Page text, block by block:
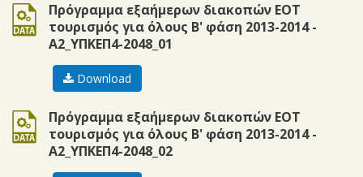
Πρόγραμμα εξαήμερων διακοπών ΕΟΤ
τουρισμός για όλους Β' φάση 2013-2014 -
Α2_ΥΠΚΕΠ4-2048_01
doc
Download
Πρόγραμμα εξαήμερων διακοπών ΕΟΤ
τουρισμός για όλους Β' φάση 2013-2014 -
Α2_ΥΠΚΕΠ4-2048_02
doc